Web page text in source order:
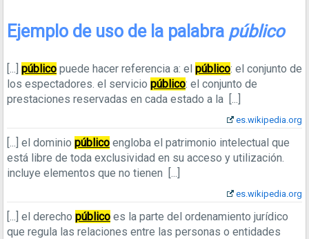
Ejemplo de uso de la palabra público
[...] público puede hacer referencia a: el público: el conjunto de
los espectadores. el servicio público: el conjunto de
prestaciones reservadas en cada estado a la [...]
es.wikipedia.org
[...] el dominio público engloba el patrimonio intelectual que
está libre de toda exclusividad en su acceso y utilización.
incluye elementos que no tienen [...]
es.wikipedia.org
[...] el derecho público es la parte del ordenamiento jurídico
que regula las relaciones entre las personas o entidades